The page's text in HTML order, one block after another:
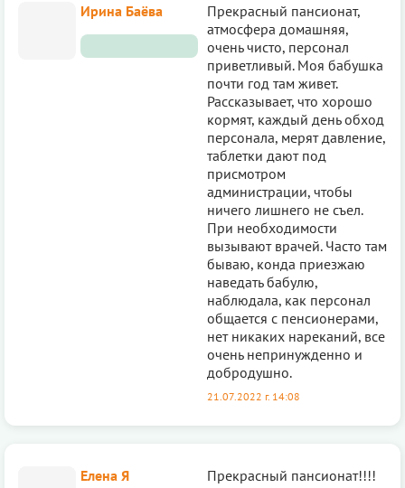
Ирина Баёва
Прекрасный пансионат,
атмосфера домашняя,
очень чисто, персонал
приветливый. Моя бабушка
почти год там живет.
Рассказывает, что хорошо
кормят, каждый день обход
персонала, мерят давление,
таблетки дают под
присмотром
администрации, чтобы
ничего лишнего не съел.
При необходимости
вызывают врачей. Часто там
бываю, конда приезжаю
наведать бабулю,
наблюдала, как персонал
общается с пенсионерами,
нет никаких нареканий, все
очень непринужденно и
добродушно.
21.07.2022 г. 14:08
Елена Я Прекрасный пансионат!!!!